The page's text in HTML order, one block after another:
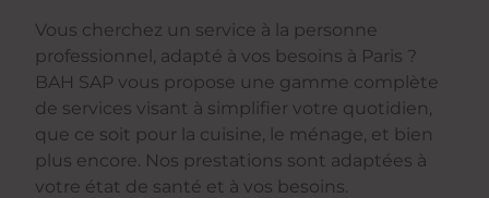
Vous cherchez un service à la personne
professionnel, adapté à vos besoins à Paris ?
BAH SAP vous propose une gamme complète
de services visant à simplifier votre quotidien,
que ce soit pour la cuisine, le ménage, et bien
plus encore. Nos prestations sont adaptées à
votre état de santé et à vos besoins.